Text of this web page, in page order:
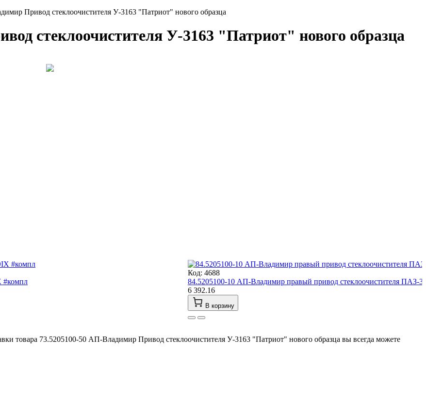
Привод стеклоочистителя У-3163 "Патриот" нового образца
стеклоочистителя У-3163 "Патриот" нового образца
#компл
Код: 4688
84.5205100-10 АП-Владимир правый привод стеклоочистителя ПАЗ-
6 392.16
В корзину
товара 73.5205100-50 АП-Владимир Привод стеклоочистителя У-3163 "Патриот" нового образца вы всегда можете